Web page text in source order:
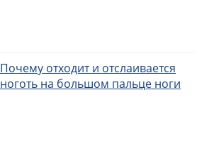
Почему отходит и отслаивается
ноготь на большом пальце ноги